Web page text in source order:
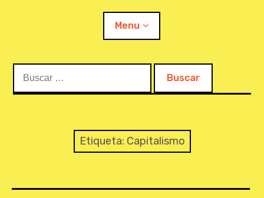
Menu
O PROJETO
MAPEAMENTO
Etiqueta: Capitalismo